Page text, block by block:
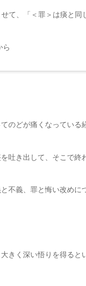
て、「＜罪＞は痰と
ら
のどが痛くなっている
吐き出して、そこで終
不義、罪と悔い改めに
きく深い悟りを得ると